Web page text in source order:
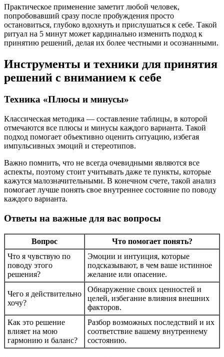
Практическое применение заметит любой человек,
попробовавший сразу после пробуждения просто
остановиться, глубоко вдохнуть и прислушаться к себе. Такой
ритуал на 5 минут может кардинально изменить подход к
принятию решений, делая их более честными и осознанными.
Инструменты и техники для принятия
решений с вниманием к себе
Техника «Плюсы и минусы»
Классическая методика — составление таблицы, в которой
отмечаются все плюсы и минусы каждого варианта. Такой
подход помогает объективно оценить ситуацию, избегая
импульсивных эмоций и стереотипов.
Важно помнить, что не всегда очевидными являются все
аспекты, поэтому стоит учитывать даже те пункты, которые
кажутся малозначительными. В конечном счете, такой анализ
помогает лучше понять свое внутреннее состояние по поводу
каждого варианта.
Ответы на важные для вас вопросы
Вопрос
Что помогает понять?
Что я чувствую по
поводу этого
решения?
Эмоции и интуиция, которые
подсказывают, в чем ваше истинное
желание или опасение.
Чего я действительно
хочу?
Обнаружение своих ценностей и
целей, избегание влияния внешних
факторов.
Как это решение
влияет на мою
гармонию и баланс?
Разбор возможных последствий и их
соответствие вашему внутреннему
состоянию.